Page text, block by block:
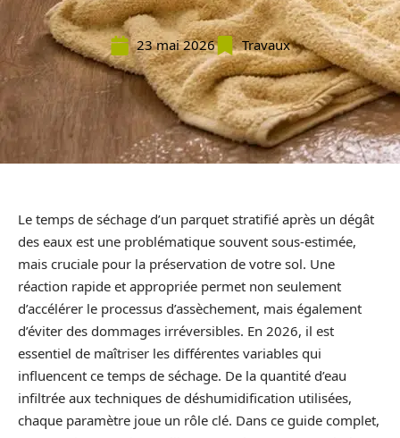
23 mai 2026 Travaux
Le temps de séchage d’un parquet stratifié après un dégât
des eaux est une problématique souvent sous-estimée,
mais cruciale pour la préservation de votre sol. Une
réaction rapide et appropriée permet non seulement
d’accélérer le processus d’assèchement, mais également
d’éviter des dommages irréversibles. En 2026, il est
essentiel de maîtriser les différentes variables qui
influencent ce temps de séchage. De la quantité d’eau
infiltrée aux techniques de déshumidification utilisées,
chaque paramètre joue un rôle clé. Dans ce guide complet,